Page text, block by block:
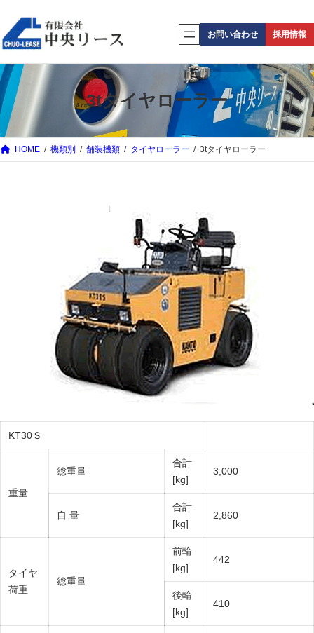
容
を
ス
キ
ッ
プ
お問い合わせ 採用情報
3tタイヤローラー
HOME 機類別 舗装機類 タイヤローラー 3tタイヤローラー
KT30Ｓ
重量
総重量
合計
[kg]
3,000
自 量
合計
[kg]
2,860
タイヤ
荷重
総重量
前輪
[kg]
442
後輪
[kg]
410